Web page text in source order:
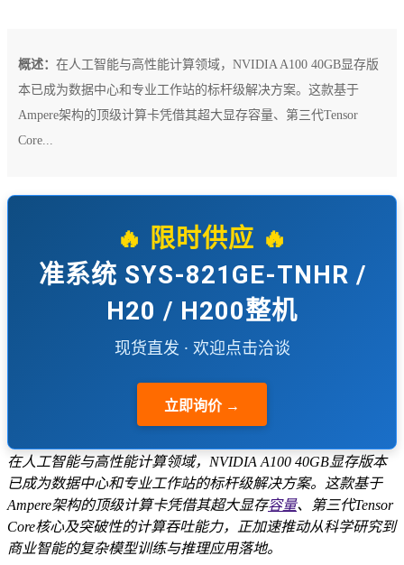
概述： 在人工智能与高性能计算领域，NVIDIA A100 40GB显存版
本已成为数据中心和专业工作站的标杆级解决方案。这款基于
Ampere架构的顶级计算卡凭借其超大显存容量、第三代Tensor
Core...
🔥 限时供应 🔥
准系统 SYS-821GE-TNHR /
H20 / H200整机
现货直发 · 欢迎点击洽谈
立即询价 →
在人工智能与高性能计算领域，NVIDIA A100 40GB显存版本
已成为数据中心和专业工作站的标杆级解决方案。这款基于
Ampere架构的顶级计算卡凭借其超大显存容量、第三代Tensor
Core核心及突破性的计算吞吐能力，正加速推动从科学研究到
商业智能的复杂模型训练与推理应用落地。